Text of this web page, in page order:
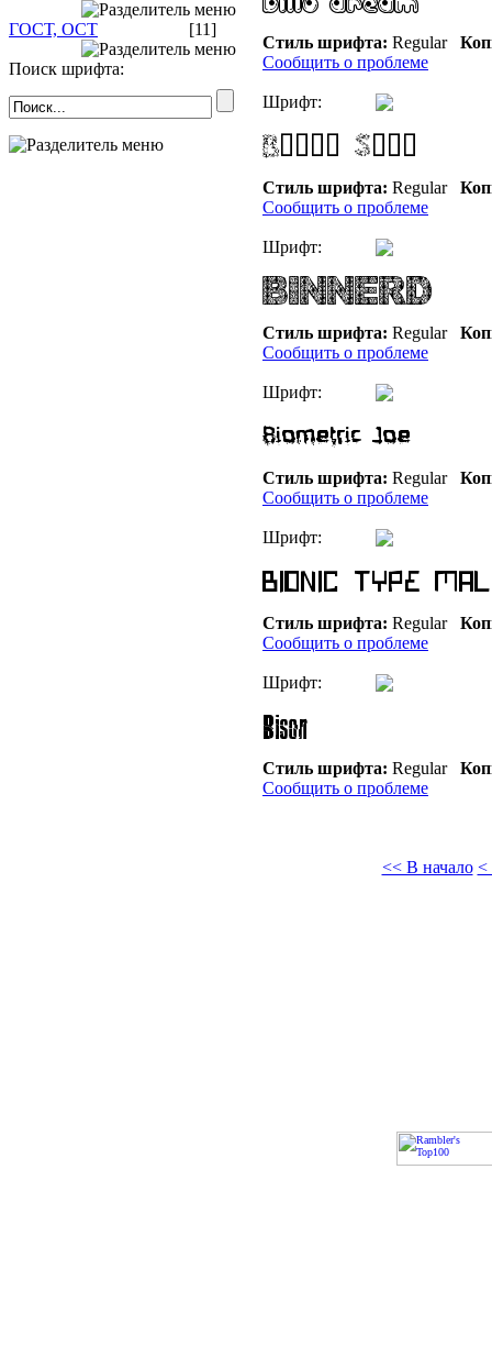
ГОСТ, ОСТ [11]
Поиск шрифта:
Стиль шрифта: Regular
Сообщить о проблеме
Шрифт:
Стиль шрифта: Regular
Сообщить о проблеме
Шрифт:
Стиль шрифта: Regular
Сообщить о проблеме
Шрифт:
Стиль шрифта: Regular
Сообщить о проблеме
Шрифт:
Стиль шрифта: Regular
Сообщить о проблеме
Шрифт:
Стиль шрифта: Regular
Сообщить о проблеме
<< В начало <